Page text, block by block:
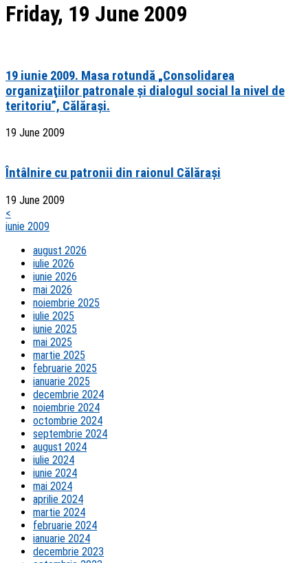
Friday, 19 June 2009
19 iunie 2009. Masa rotundă „Consolidarea
organizaţiilor patronale şi dialogul social la nivel de
teritoriu”, Călăraşi.
19 June 2009
Întâlnire cu patronii din raionul Călăraşi
19 June 2009
<
iunie 2009
august 2026
iulie 2026
iunie 2026
mai 2026
noiembrie 2025
iulie 2025
iunie 2025
mai 2025
martie 2025
februarie 2025
ianuarie 2025
decembrie 2024
noiembrie 2024
octombrie 2024
septembrie 2024
august 2024
iulie 2024
iunie 2024
mai 2024
aprilie 2024
martie 2024
februarie 2024
ianuarie 2024
decembrie 2023